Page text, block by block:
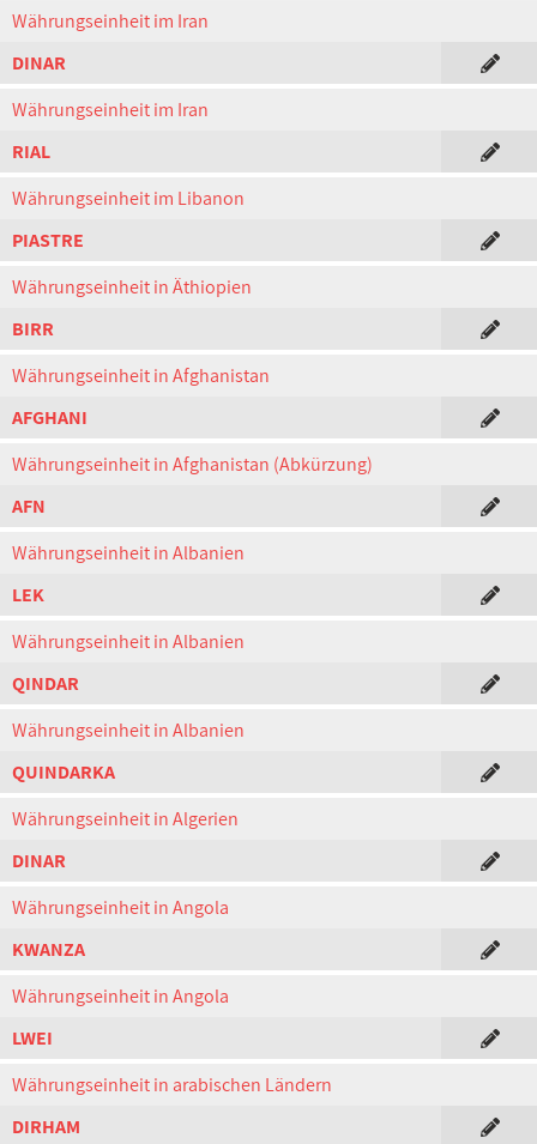
Währungseinheit im Iran
DINAR
Währungseinheit im Iran
RIAL
Währungseinheit im Libanon
PIASTRE
Währungseinheit in Äthiopien
BIRR
Währungseinheit in Afghanistan
AFGHANI
Währungseinheit in Afghanistan (Abkürzung)
AFN
Währungseinheit in Albanien
LEK
Währungseinheit in Albanien
QINDAR
Währungseinheit in Albanien
QUINDARKA
Währungseinheit in Algerien
DINAR
Währungseinheit in Angola
KWANZA
Währungseinheit in Angola
LWEI
Währungseinheit in arabischen Ländern
DIRHAM